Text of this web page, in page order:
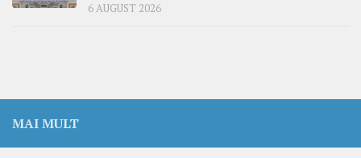
6 AUGUST 2026
MAI MULT